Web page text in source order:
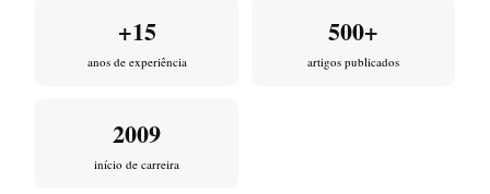
+15
anos de experiência
500+
artigos publicados
2009
início de carreira